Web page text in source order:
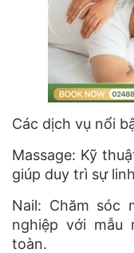
Các dịch vụ nổi
Massage: Kỹ
giúp duy trì sự
Nail: Chăm sóc
nghiệp với mẫu
toàn.